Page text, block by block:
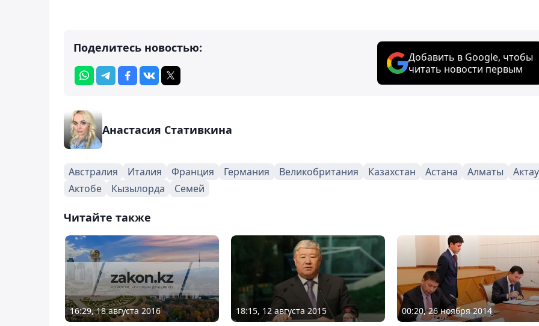
Поделитесь новостью:
Добавить в Google, чтобы
читать новости первым
Анастасия Стативкина
Австралия Италия Франция Германия Великобритания Казахстан Астана Алматы
Актау
Актобе
Кызылорда Семей
Читайте также
16:29, 18 августа 2016 18:15, 12 августа 2015 00:20, 26 ноября 2014